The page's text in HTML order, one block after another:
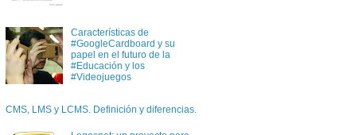
Características de
#GoogleCardboard y su
papel en el futuro de la
#Educación y los
#Videojuegos
CMS, LMS y LCMS. Definición y diferencias.